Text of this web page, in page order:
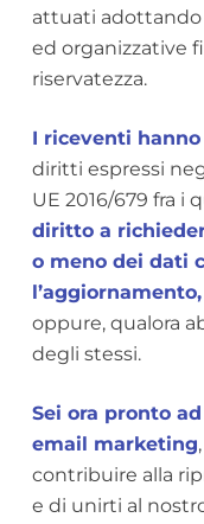
attuati adottando
ed organizzative
riservatezza.
I riceventi
diritti espressi
UE 2016/679 fra i
diritto a
o meno dei dati
oppure, qualora
degli stessi.
Sei ora pronto
email marketing
contribuire alla
e di unirti al